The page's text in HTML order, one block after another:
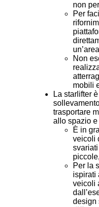
non
Per
Non
mobili
La starlifter
trasportare
allo spazio
È in
veicoli
Per la
ispirati
veicoli
design